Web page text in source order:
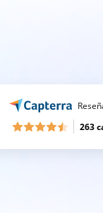
263